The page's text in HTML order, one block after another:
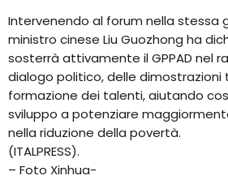
Intervenendo al forum nella stessa
ministro cinese Liu Guozhong ha
sosterrà attivamente il GPPAD nel
dialogo politico, delle dimostrazioni
formazione dei talenti, aiutando
sviluppo a potenziare
nella riduzione della povertà.
(ITALPRESS).
– Foto Xinhua-